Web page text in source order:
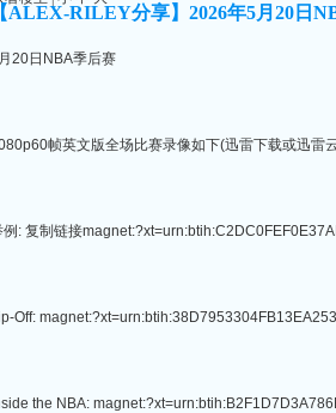
【ALEX-RILEY分享】2026年5月20日
20日NBA季后赛
帧英文版全场比赛录像如下(迅雷下载或迅雷
例: 复制链接
Off:
the NBA: